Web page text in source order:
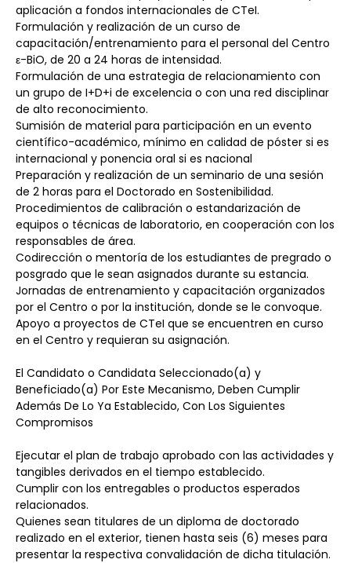
aplicación a fondos internacionales de CTeI.
Formulación y realización de un curso de
capacitación/entrenamiento para el personal del Centro
ε-BiO, de 20 a 24 horas de intensidad.
Formulación de una estrategia de relacionamiento con
un grupo de I+D+i de excelencia o con una red disciplinar
de alto reconocimiento.
Sumisión de material para participación en un evento
científico-académico, mínimo en calidad de póster si es
internacional y ponencia oral si es nacional
Preparación y realización de un seminario de una sesión
de 2 horas para el Doctorado en Sostenibilidad.
Procedimientos de calibración o estandarización de
equipos o técnicas de laboratorio, en cooperación con los
responsables de área.
Codirección o mentoría de los estudiantes de pregrado o
posgrado que le sean asignados durante su estancia.
Jornadas de entrenamiento y capacitación organizados
por el Centro o por la institución, donde se le convoque.
Apoyo a proyectos de CTeI que se encuentren en curso
en el Centro y requieran su asignación.
El Candidato o Candidata Seleccionado(a) y
Beneficiado(a) Por Este Mecanismo, Deben Cumplir
Además De Lo Ya Establecido, Con Los Siguientes
Compromisos
Ejecutar el plan de trabajo aprobado con las actividades y
tangibles derivados en el tiempo establecido.
Cumplir con los entregables o productos esperados
relacionados.
Quienes sean titulares de un diploma de doctorado
realizado en el exterior, tienen hasta seis (6) meses para
presentar la respectiva convalidación de dicha titulación.